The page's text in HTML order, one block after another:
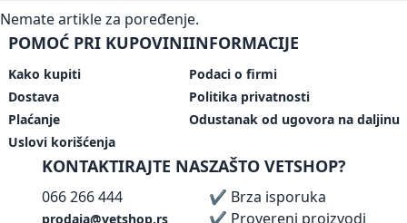
Nemate artikle za poređenje.
POMOĆ PRI KUPOVINI
Kako kupiti
Dostava
Plaćanje
Uslovi korišćenja
INFORMACIJE
Podaci o firmi
Politika privatnosti
Odustanak od ugovora na daljinu
KONTAKTIRAJTE NAS
066 266 444
prodaja@vetshop.rs
ZAŠTO VETSHOP?
✔ Brza isporuka
✔ Provereni proizvodi